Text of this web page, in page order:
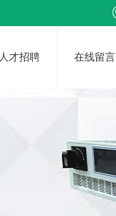
人才招聘 在线留言